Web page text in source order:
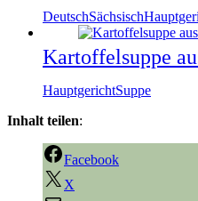
DeutschSächsisch
Kartoffelsuppe
HauptgerichtSuppe
Inhalt teilen:
Facebook
X